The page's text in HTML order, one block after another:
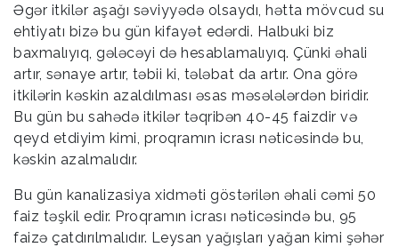
Əgər itkilər aşağı səviyyədə olsaydı, hətta mövcud su
ehtiyatı bizə bu gün kifayət edərdi. Halbuki biz
baxmalıyıq, gələcəyi də hesablamalıyıq. Çünki əhali
artır, sənaye artır, təbii ki, tələbat da artır. Ona görə
itkilərin kəskin azaldılması əsas məsələlərdən biridir.
Bu gün bu sahədə itkilər təqribən 40-45 faizdir və
qeyd etdiyim kimi, proqramın icrası nəticəsində bu,
kəskin azalmalıdır.
Bu gün kanalizasiya xidməti göstərilən əhali cəmi 50
faiz təşkil edir. Proqramın icrası nəticəsində bu, 95
faizə çatdırılmalıdır. Leysan yağışları yağan kimi şəhər